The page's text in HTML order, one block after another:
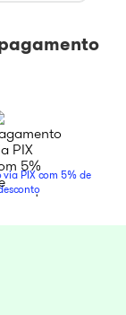
via PIX com 5% de